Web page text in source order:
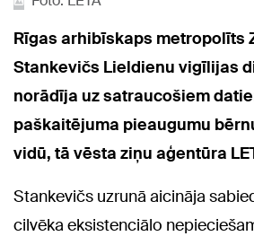
Rīgas arhibīskaps metropolīts
Stankevičs Lieldienu vigīlijas
norādīja uz satraucošiem
paškaitējuma pieaugumu
vidū, tā vēsta ziņu aģentūra
Stankevičs uzrunā aicināja
cilvēka eksistenciālo